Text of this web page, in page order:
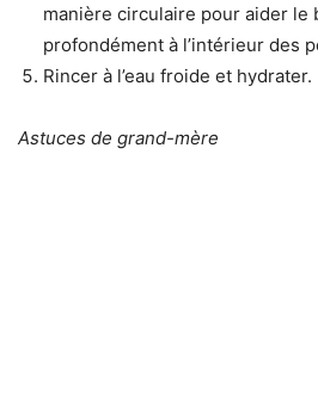
manière circulaire pour aider le
profondément à l’intérieur des
Rincer à l’eau froide et hydrater.
Astuces de grand-mère